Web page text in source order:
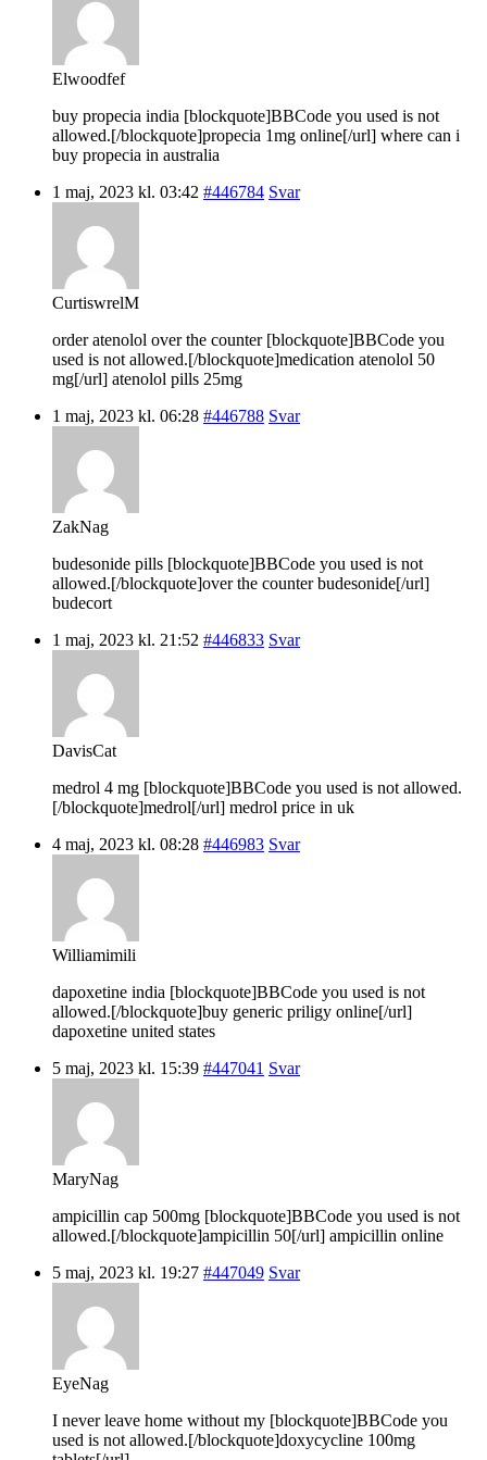
Elwoodfef
buy propecia india [blockquote]BBCode you used is not
allowed.[/blockquote]propecia 1mg online[/url] where can i
buy propecia in australia
1 maj, 2023 kl. 03:42 #446784 Svar
CurtiswrelM
order atenolol over the counter [blockquote]BBCode you
used is not allowed.[/blockquote]medication atenolol 50
mg[/url] atenolol pills 25mg
1 maj, 2023 kl. 06:28 #446788 Svar
ZakNag
budesonide pills [blockquote]BBCode you used is not
allowed.[/blockquote]over the counter budesonide[/url]
budecort
1 maj, 2023 kl. 21:52 #446833 Svar
DavisCat
medrol 4 mg [blockquote]BBCode you used is not allowed.
[/blockquote]medrol[/url] medrol price in uk
4 maj, 2023 kl. 08:28 #446983 Svar
Williamimili
dapoxetine india [blockquote]BBCode you used is not
allowed.[/blockquote]buy generic priligy online[/url]
dapoxetine united states
5 maj, 2023 kl. 15:39 #447041 Svar
MaryNag
ampicillin cap 500mg [blockquote]BBCode you used is not
allowed.[/blockquote]ampicillin 50[/url] ampicillin online
5 maj, 2023 kl. 19:27 #447049 Svar
EyeNag
I never leave home without my [blockquote]BBCode you
used is not allowed.[/blockquote]doxycycline 100mg